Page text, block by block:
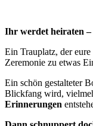
Ihr werdet heiraten –
Ein Trauplatz, der
Zeremonie zu etwas
Ein schön gestalteter
Blickfang wird,
Erinnerungen